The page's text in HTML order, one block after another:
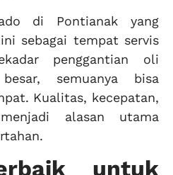
di Pontianak yang
sebagai tempat servis
penggantian oli
semuanya bisa
Kualitas, kecepatan,
alasan utama
untuk